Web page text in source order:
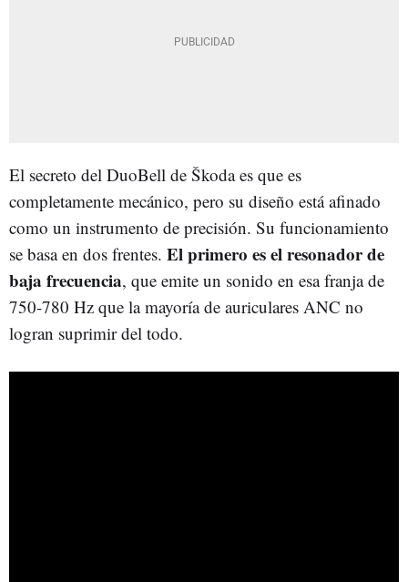
El secreto del DuoBell de Škoda es que es
completamente mecánico, pero su diseño está afinado
como un instrumento de precisión. Su funcionamiento
se basa en dos frentes. El primero es el resonador de
baja frecuencia, que emite un sonido en esa franja de
750-780 Hz que la mayoría de auriculares ANC no
logran suprimir del todo.